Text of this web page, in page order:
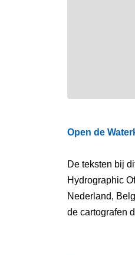
Open de
De teksten bij
Hydrographic
Nederland,
de cartografen